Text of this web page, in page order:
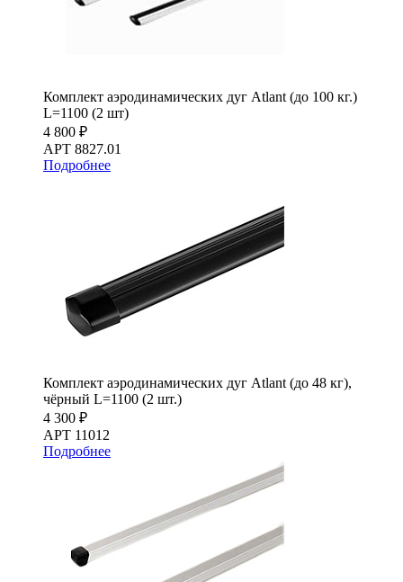
Комплект аэродинамических дуг Atlant (до 100 кг.)
L=1100 (2 шт)
4 800 ₽
АРТ 8827.01
Подробнее
Комплект аэродинамических дуг Atlant (до 48 кг),
чёрный L=1100 (2 шт.)
4 300 ₽
АРТ 11012
Подробнее